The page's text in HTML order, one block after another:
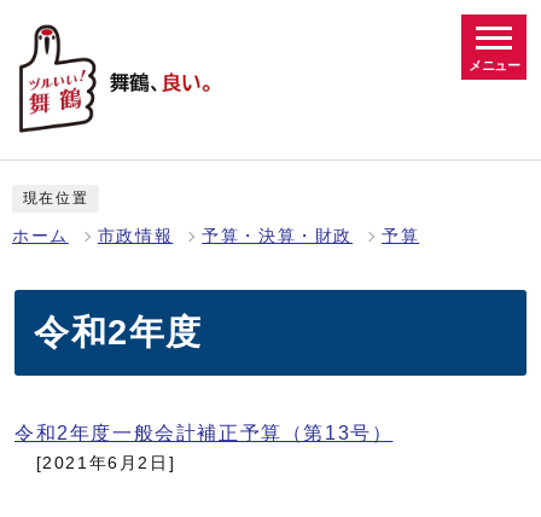
メニュー
現在位置
ホーム 市政情報 予算・決算・財政 予算
令和2年度
令和2年度一般会計補正予算（第13号）
[2021年6月2日]